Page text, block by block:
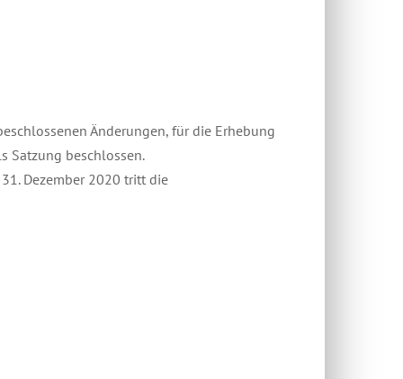
Änderungen, für die Erhebung
Satzung beschlossen.
Dezember 2020 tritt die